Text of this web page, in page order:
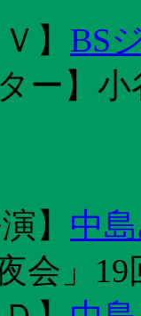
】 BS
ー】
】 中
会」